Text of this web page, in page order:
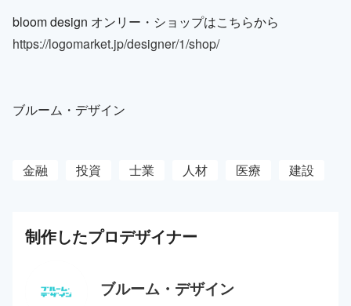
bloom design オンリー・ショップはこちらから
https://logomarket.jp/designer/1/shop/
ブルーム・デザイン
金融 投資 士業 人材 医療 建設
制作したプロデザイナー
ブルーム・デザイン